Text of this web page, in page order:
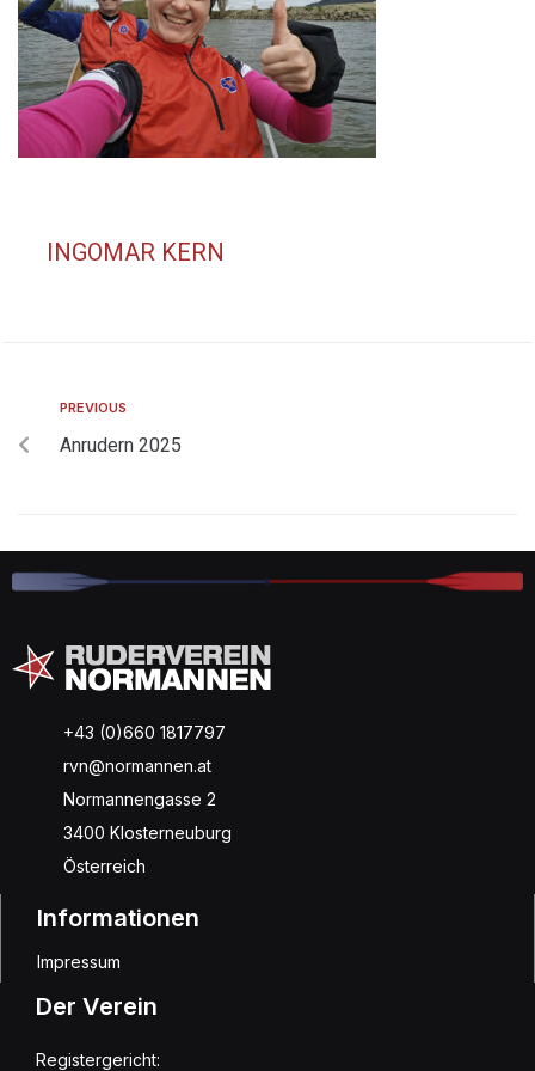
INGOMAR KERN
PREVIOUS
Anrudern 2025
+43 (0)660 1817797
rvn@normannen.at
Normannengasse 2
3400 Klosterneuburg
Österreich
Informationen
Impressum
Der Verein
Registergericht: